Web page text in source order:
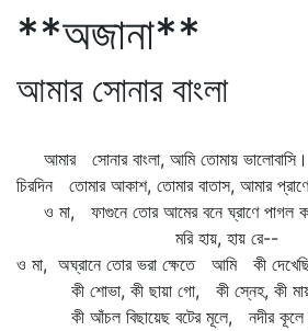
**অজানা**
আমার সোনার বাংলা
আমার সোনার বাংলা, আমি তোমায় ভালোবাসি।
চিরদিন তোমার আকাশ, তোমার বাতাস, আমার প্রাণে
ও মা, ফাগুনে তোর আমের বনে ঘ্রাণে পাগল
মরি হায়, হায় রে--
ও মা, অঘ্রানে তোর ভরা ক্ষেতে আমি কী
কী শোভা, কী ছায়া গো, কী স্নেহ, কী
কী আঁচল বিছায়েছ বটের মূলে, নদীর কূলে